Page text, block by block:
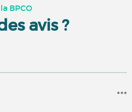
BPCO
avis ?